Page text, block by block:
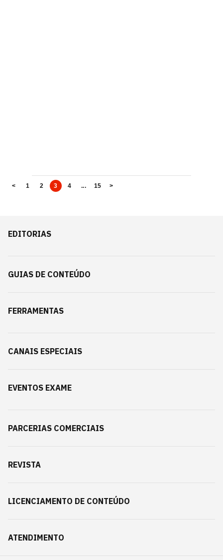
< 1 2 3 4 ... 15 >
EDITORIAS
GUIAS DE CONTEÚDO
FERRAMENTAS
CANAIS ESPECIAIS
EVENTOS EXAME
PARCERIAS COMERCIAIS
REVISTA
LICENCIAMENTO DE CONTEÚDO
ATENDIMENTO